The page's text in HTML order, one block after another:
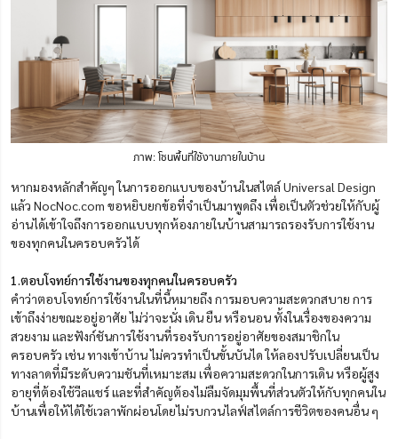
ภาพ: โซนพื้นที่ใช้งานภายในบ้าน
หากมองหลักสำคัญๆ ในการออกแบบของบ้านในสไตล์ Universal Design
แล้ว NocNoc.com ขอหยิบยกข้อที่จำเป็นมาพูดถึง เพื่อเป็นตัวช่วยให้กับผู้
อ่านได้เข้าใจถึงการออกแบบทุกห้องภายในบ้านสามารถรองรับการใช้งาน
ของทุกคนในครอบครัวได้
1.ตอบโจทย์การใช้งานของทุกคนในครอบครัว
คำว่าตอบโจทย์การใช้งานในที่นี้หมายถึง การมอบความสะดวกสบาย การ
เข้าถึงง่ายขณะอยู่อาศัย ไม่ว่าจะนั่ง เดิน ยืน หรือนอน ทั้งในเรื่องของความ
สวยงาม และฟังก์ชันการใช้งานที่รองรับการอยู่อาศัยของสมาชิกใน
ครอบครัว เช่น ทางเข้าบ้าน ไม่ควรทำเป็นขั้นบันได ให้ลองปรับเปลี่ยนเป็น
ทางลาดที่มีระดับความชันที่เหมาะสม เพื่อความสะดวกในการเดิน หรือผู้สูง
อายุที่ต้องใช้วีลแชร์ และที่สำคัญต้องไม่ลืมจัดมุมพื้นที่ส่วนตัวให้กับทุกคนใน
บ้านเพื่อให้ได้ใช้เวลาพักผ่อนโดยไม่รบกวนไลฟ์สไตล์การชีวิตของคนอื่น ๆ